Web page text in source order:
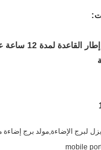
لبرج الإضاءة,مولد برج
mobile